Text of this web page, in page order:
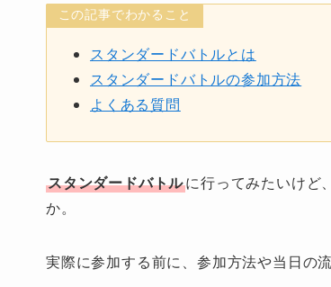
この記事でわかること
スタンダードバトルとは
スタンダードバトルの参加方法
よくある質問
スタンダードバトルに行ってみたいけど
か。
実際に参加する前に、参加方法や当日の